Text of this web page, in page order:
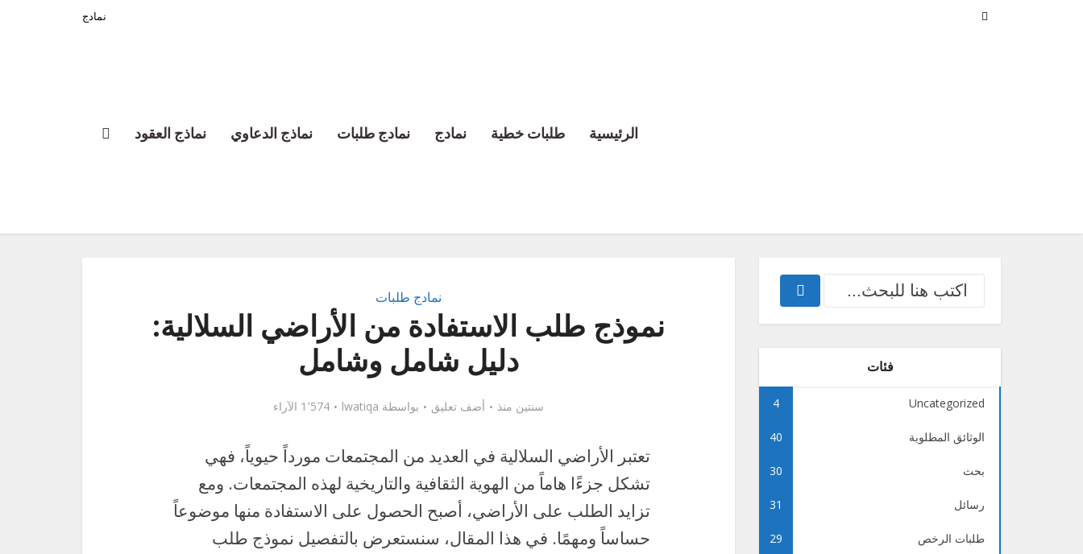
نمادج
الرئيسية طلبات خطية نمادج نمادج طلبات نماذج الدعاوي نماذج العقود
نمادج طلبات
نموذج طلب الاستفادة من الأراضي السلالية:
دليل شامل وشامل
سنتين منذ أضف تعليق بواسطة lwatiqa 1٬574 الآراء
تعتبر الأراضي السلالية في العديد من المجتمعات مورداً حيوياً، فهي
تشكل جزءًا هاماً من الهوية الثقافية والتاريخية لهذه المجتمعات. ومع
تزايد الطلب على الأراضي، أصبح الحصول على الاستفادة منها موضوعاً
حساساً ومهمًا. في هذا المقال، سنستعرض بالتفصيل نموذج طلب
فئات
Uncategorized
4
الوثائق المطلوبة 40
بحث 30
رسائل 31
طلبات الرخص 29